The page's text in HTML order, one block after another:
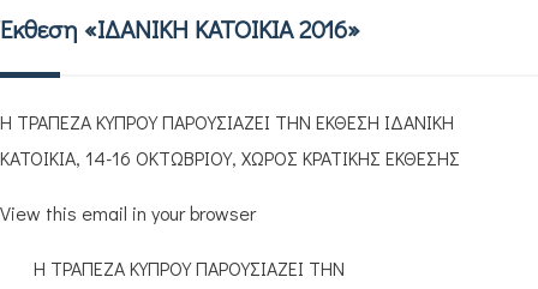
Έκθεση «ΙΔΑΝΙΚΗ ΚΑΤΟΙΚΙΑ 2016»
Η ΤΡΑΠΕΖΑ ΚΥΠΡΟΥ ΠΑΡΟΥΣΙΑΖΕΙ ΤΗΝ ΕΚΘΕΣΗ ΙΔΑΝΙΚΗ
ΚΑΤΟΙΚΙΑ, 14-16 ΟΚΤΩΒΡΙΟΥ, ΧΩΡΟΣ ΚΡΑΤΙΚΗΣ ΕΚΘΕΣΗΣ
View this email in your browser
Η ΤΡΑΠΕΖΑ ΚΥΠΡΟΥ ΠΑΡΟΥΣΙΑΖΕΙ ΤΗΝ